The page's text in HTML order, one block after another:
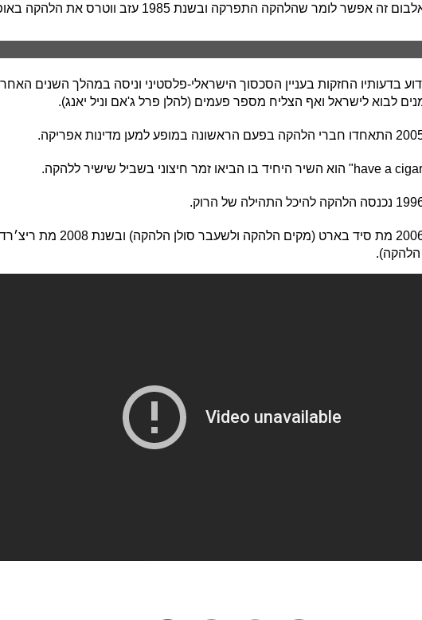
10. לאחר אלבום זה אפשר לומר שהלהקה התפרקה ובשנת 1985 עזב ווטרס את הלהקה
ידוע בדעותיו החזקות בעניין הסכסוך הישראלי-פלסטיני וניסה במהלך השנים
לבוא לישראל ואף הצליח מספר פעמים (להלן פרל ג'אם וניל יאנג).
15. בשנת 2006 מת סיד בארט (מקים הלהקה ולשעבר סולן הלהקה) ובשנת 2008 מת ריצ׳רד
הלהקה).